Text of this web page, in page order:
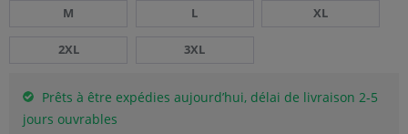
M L XL
2XL 3XL
Prêts à être expédies aujourd’hui, délai de livraison 2-5
jours ouvrables